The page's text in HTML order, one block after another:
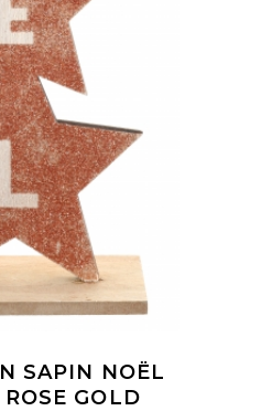
SAPIN NOËL
GOLD